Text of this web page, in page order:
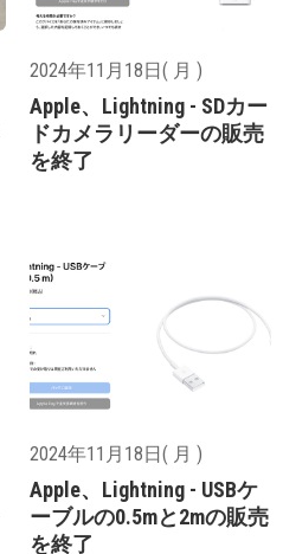
2024年11月18日( 月 )
Apple、Lightning - SDカー
ドカメラリーダーの販売
を終了
2024年11月18日( 月 )
Apple、Lightning - USBケ
ーブルの0.5mと2mの販売
を終了